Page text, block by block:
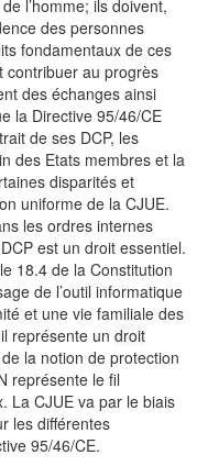
l’homme; ils doivent,
des personnes
fondamentaux de ces
contribuer au progrès
des échanges ainsi
la Directive 95/46/CE
de ses DCP, les
des Etats membres et la
disparités et
uniforme de la CJUE.
les ordres internes
est un droit essentiel.
18.4 de la Constitution
de l’outil informatique
et une vie familiale des
représente un droit
la notion de protection
représente le fil
La CJUE va par le biais
les différentes
95/46/CE.